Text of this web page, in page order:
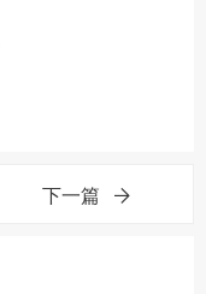
下一篇